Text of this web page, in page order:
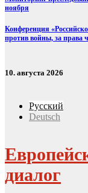
ноября
Конференция
против войны, за права
10. августа 2026
Русский
Deutsch
диалог